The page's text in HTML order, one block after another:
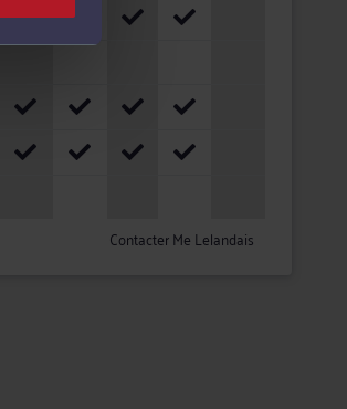
Contacter Me Lelandais